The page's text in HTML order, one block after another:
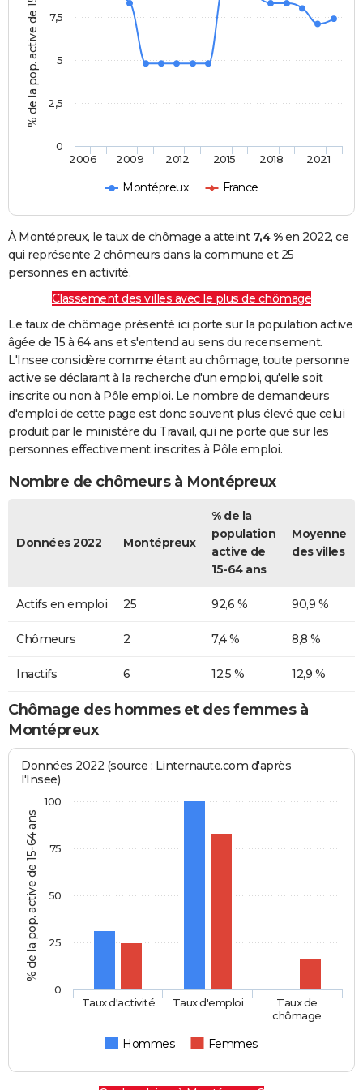
% de la pop. active de 15 - 64 ans
Montépreux France
2006 2009 2012 2015 2018 2021
0
2,5
5
7,5
À Montépreux, le taux de chômage a atteint 7,4 %en 2022, ce
qui représente 2 chômeurs dans la commune et 25
personnes en activité.
Classement des villes avec le plus de chômage
Le taux de chômage présenté ici porte sur la population active
âgée de 15 à 64 ans et s'entend au sens du recensement.
L'Insee considère comme étant au chômage, toute personne
active se déclarant à la recherche d'un emploi, qu'elle soit
inscrite ou non à Pôle emploi. Le nombre de demandeurs
d'emploi de cette page est donc souvent plus élevé que celui
produit par le ministère du Travail, qui ne porte que sur les
personnes effectivement inscrites à Pôle emploi.
Nombre de chômeurs à Montépreux
Données 2022 Montépreux
% de la
population
active de
15-64 ans
Moyenne
des villes
Actifs en emploi 25 92,6 % 90,9 %
Chômeurs 2 7,4 % 8,8 %
Inactifs 6 12,5 % 12,9 %
Chômage des hommes et des femmes à
Montépreux
% de la pop. active de 15-64 ans
Données 2022 (source : Linternaute.com d'après
l'Insee)
Hommes Femmes
Taux d'activité Taux d'emploi
Taux de
chômage
0
25
50
75
100